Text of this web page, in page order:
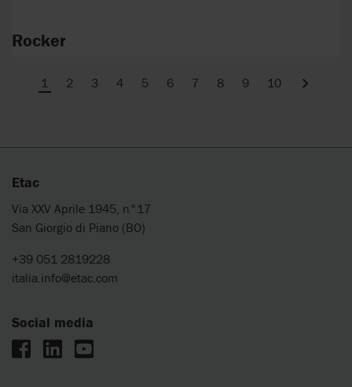
Rocker
1 2 3 4 5 6 7 8 9
10
Etac
Via XXV Aprile 1945, n°17
San Giorgio di Piano (BO)
+39 051 2819228
italia.info@etac.com
Social media